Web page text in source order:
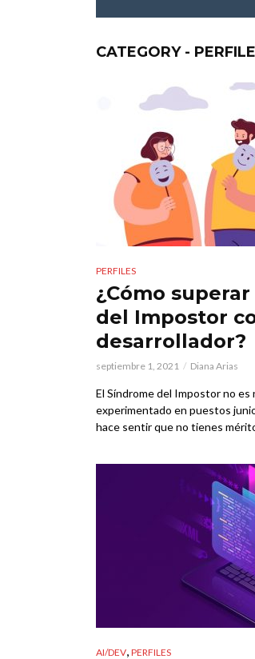
CATEGORY -
PERFILES
¿Cómo
del Impostor
desarrollador?
septiembre 1, 2021 Diana Arias
El Síndrome del Impostor no es
experimentado en puestos
hace sentir que no tienes
AI/DEV, PERFILES